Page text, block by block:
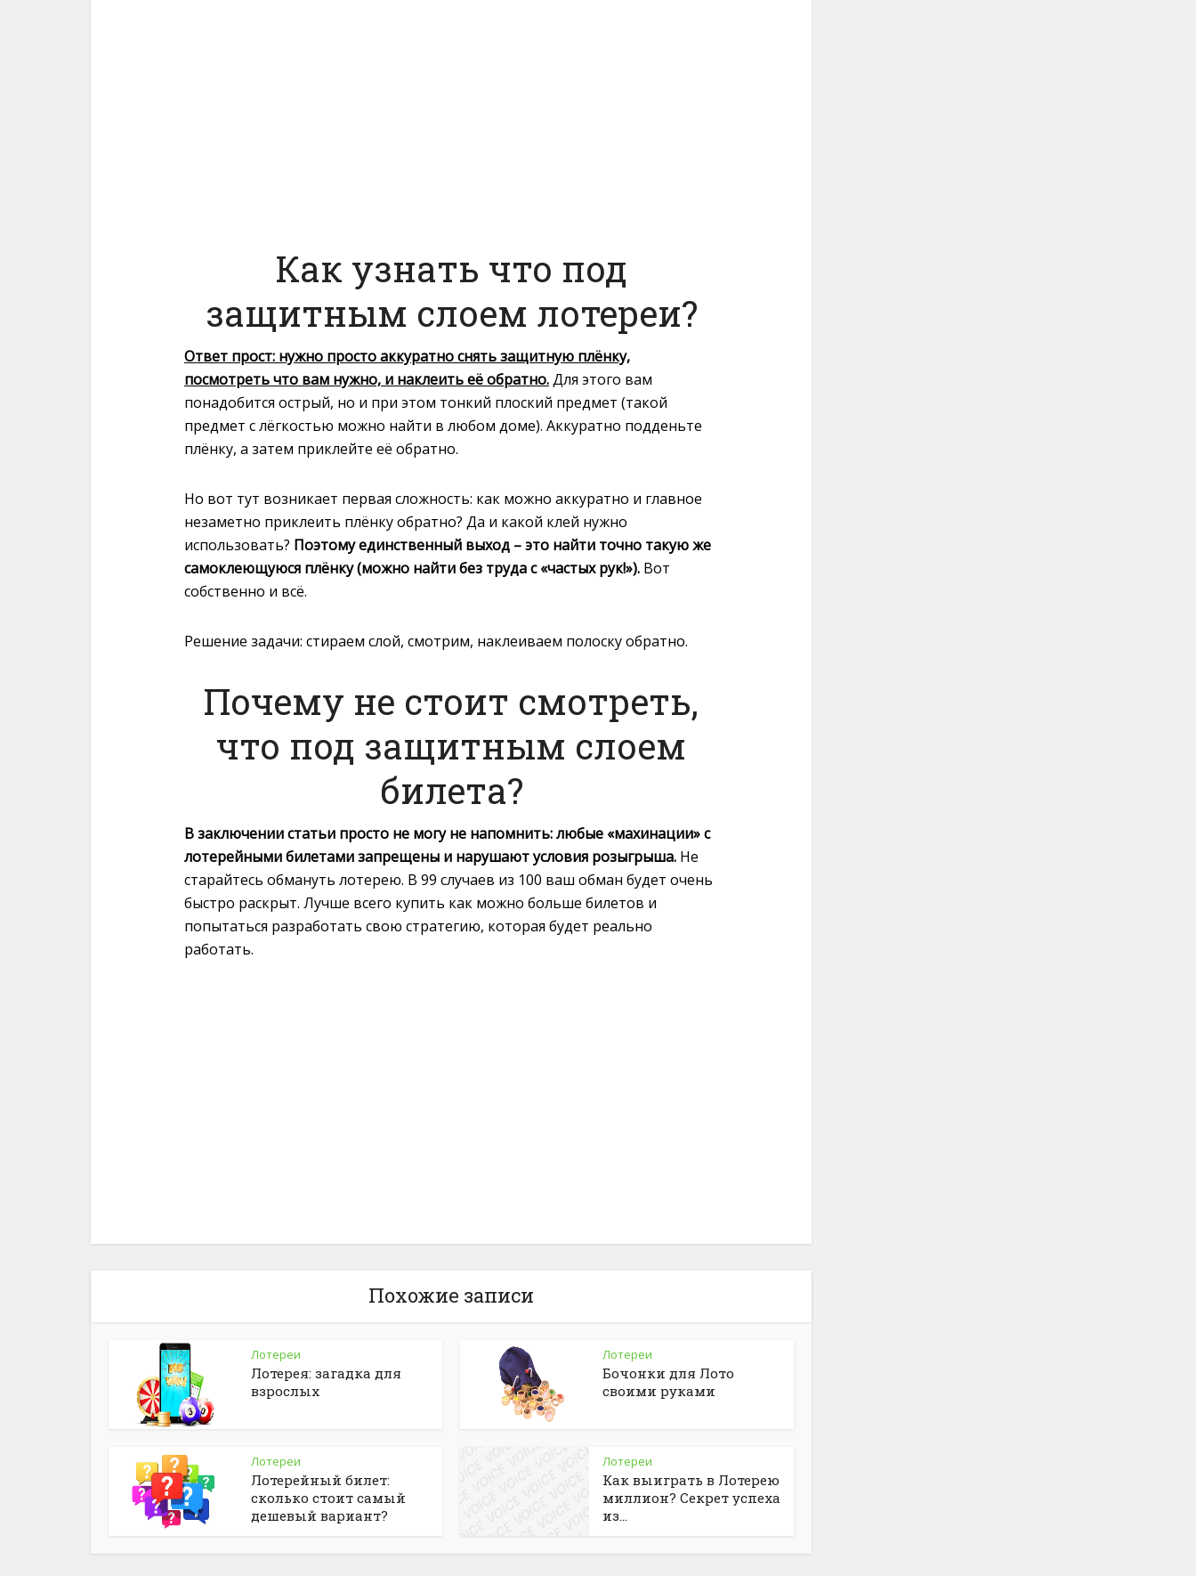
Как узнать что под
защитным слоем лотереи?
Ответ прост: нужно просто аккуратно снять защитную плёнку,
посмотреть что вам нужно, и наклеить её обратно.Для этого вам
понадобится острый, но и при этом тонкий плоский предмет (такой
предмет с лёгкостью можно найти в любом доме). Аккуратно подденьте
плёнку, а затем приклейте её обратно.
Но вот тут возникает первая сложность: как можно аккуратно и главное
незаметно приклеить плёнку обратно? Да и какой клей нужно
использовать? Поэтому единственный выход – это найти точно такую же
самоклеющуюся плёнку (можно найти без труда с «частых рук!»). Вот
собственно и всё.
Решение задачи: стираем слой, смотрим, наклеиваем полоску обратно.
Почему не стоит смотреть,
что под защитным слоем
билета?
В заключении статьи просто не могу не напомнить: любые «махинации» с
лотерейными билетами запрещены и нарушают условия розыгрыша. Не
старайтесь обмануть лотерею. В 99 случаев из 100 ваш обман будет очень
быстро раскрыт. Лучше всего купить как можно больше билетов и
попытаться разработать свою стратегию, которая будет реально
работать.
Похожие записи
Лотереи
Лотерея: загадка для
взрослых
Лотереи
Бочонки для Лото
своими руками
Лотереи
Лотерейный билет:
сколько стоит самый
дешевый вариант?
Лотереи
Как выиграть в Лотерею
миллион? Секрет успеха
из...